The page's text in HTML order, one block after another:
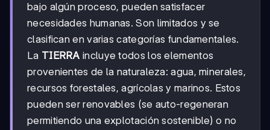
bajo algún proceso, pueden satisfacer
necesidades humanas. Son limitados y se
clasifican en varias categorías fundamentales.
La TIERRA incluye todos los elementos
provenientes de la naturaleza: agua, minerales,
recursos forestales, agrícolas y marinos. Estos
pueden ser renovables (se auto-regeneran
permitiendo una explotación sostenible) o no